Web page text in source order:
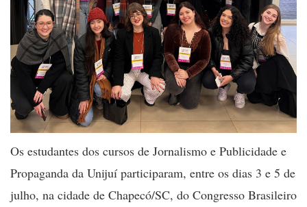
Os estudantes dos cursos de Jornalismo e Publicidade e
Propaganda da Unijuí participaram, entre os dias 3 e 5 de
julho, na cidade de Chapecó/SC, do Congresso Brasileiro